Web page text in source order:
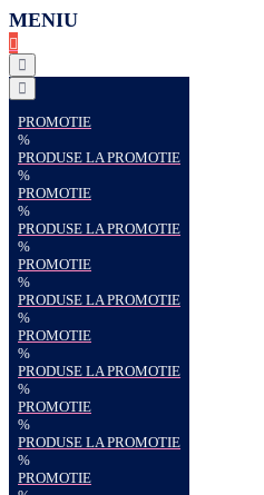
MENIU
PROMOTIE
%
PRODUSE LA PROMOTIE
%
PROMOTIE
%
PRODUSE LA PROMOTIE
%
PROMOTIE
%
PRODUSE LA PROMOTIE
%
PROMOTIE
%
PRODUSE LA PROMOTIE
%
PROMOTIE
%
PRODUSE LA PROMOTIE
%
PROMOTIE